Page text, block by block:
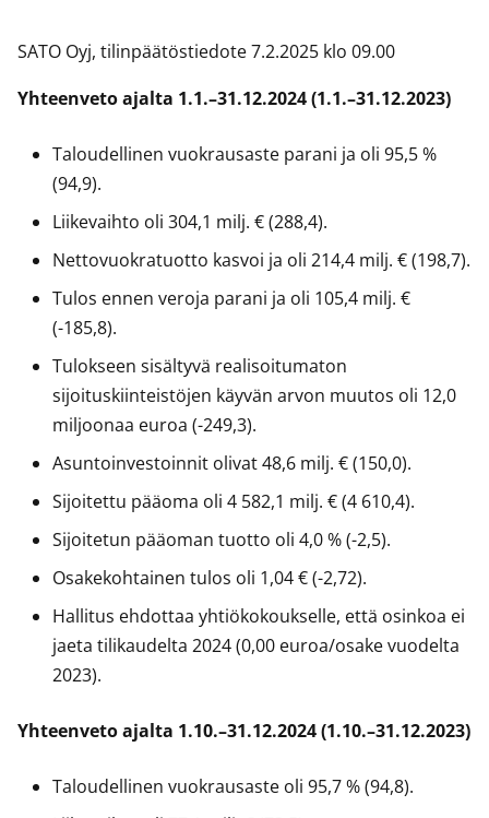
SATO Oyj, tilinpäätöstiedote 7.2.2025 klo 09.00
Yhteenveto ajalta 1.1.–31.12.2024 (1.1.–31.12.2023)
Taloudellinen vuokrausaste parani ja oli 95,5 %
(94,9).
Liikevaihto oli 304,1 milj. € (288,4).
Nettovuokratuotto kasvoi ja oli 214,4 milj. € (198,7).
Tulos ennen veroja parani ja oli 105,4 milj. €
(-185,8).
Tulokseen sisältyvä realisoitumaton
sijoituskiinteistöjen käyvän arvon muutos oli 12,0
miljoonaa euroa (-249,3).
Asuntoinvestoinnit olivat 48,6 milj. € (150,0).
Sijoitettu pääoma oli 4 582,1 milj. € (4 610,4).
Sijoitetun pääoman tuotto oli 4,0 % (-2,5).
Osakekohtainen tulos oli 1,04 € (-2,72).
Hallitus ehdottaa yhtiökokoukselle, että osinkoa ei
jaeta tilikaudelta 2024 (0,00 euroa/osake vuodelta
2023).
Yhteenveto ajalta 1.10.–31.12.2024 (1.10.–31.12.2023)
Taloudellinen vuokrausaste oli 95,7 % (94,8).